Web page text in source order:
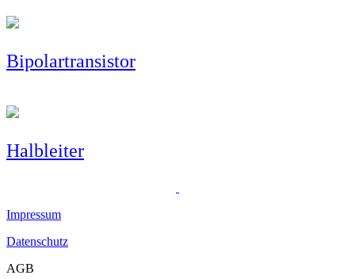
Bipolartransistor
Halbleiter
Impressum
Datenschutz
AGB